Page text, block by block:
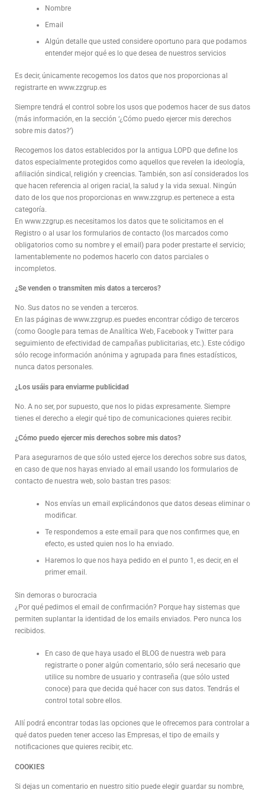
Nombre
Email
Algún detalle que usted considere oportuno para que podamos
entender mejor qué es lo que desea de nuestros servicios
Es decir, únicamente recogemos los datos que nos proporcionas al
registrarte en www.zzgrup.es
Siempre tendrá el control sobre los usos que podemos hacer de sus datos
(más información, en la sección ‘¿Cómo puedo ejercer mis derechos
sobre mis datos?’)
Recogemos los datos establecidos por la antigua LOPD que define los
datos especialmente protegidos como aquellos que revelen la ideología,
afiliación sindical, religión y creencias. También, son así considerados los
que hacen referencia al origen racial, la salud y la vida sexual. Ningún
dato de los que nos proporcionas en www.zzgrup.es pertenece a esta
categoría.
En www.zzgrup.es necesitamos los datos que te solicitamos en el
Registro o al usar los formularios de contacto (los marcados como
obligatorios como su nombre y el email) para poder prestarte el servicio;
lamentablemente no podemos hacerlo con datos parciales o
incompletos.
¿Se venden o transmiten mis datos a terceros?
No. Sus datos no se venden a terceros.
En las páginas de www.zzgrup.es puedes encontrar código de terceros
(como Google para temas de Analítica Web, Facebook y Twitter para
seguimiento de efectividad de campañas publicitarias, etc.). Este código
sólo recoge información anónima y agrupada para fines estadísticos,
nunca datos personales.
¿Los usáis para enviarme publicidad
No. A no ser, por supuesto, que nos lo pidas expresamente. Siempre
tienes el derecho a elegir qué tipo de comunicaciones quieres recibir.
¿Cómo puedo ejercer mis derechos sobre mis datos?
Para asegurarnos de que sólo usted ejerce los derechos sobre sus datos,
en caso de que nos hayas enviado al email usando los formularios de
contacto de nuestra web, solo bastan tres pasos:
Nos envías un email explicándonos que datos deseas eliminar o
modificar.
Te respondemos a este email para que nos confirmes que, en
efecto, es usted quien nos lo ha enviado.
Haremos lo que nos haya pedido en el punto 1, es decir, en el
primer email.
Sin demoras o burocracia
¿Por qué pedimos el email de confirmación? Porque hay sistemas que
permiten suplantar la identidad de los emails enviados. Pero nunca los
recibidos.
En caso de que haya usado el BLOG de nuestra web para
registrarte o poner algún comentario, sólo será necesario que
utilice su nombre de usuario y contraseña (que sólo usted
conoce) para que decida qué hacer con sus datos. Tendrás el
control total sobre ellos.
Allí podrá encontrar todas las opciones que le ofrecemos para controlar a
qué datos pueden tener acceso las Empresas, el tipo de emails y
notificaciones que quieres recibir, etc.
COOKIES
Si dejas un comentario en nuestro sitio puede elegir guardar su nombre,